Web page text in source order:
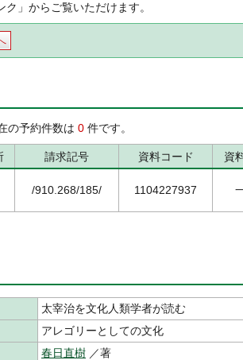
」からご覧いただけます。
の予約件数は 0 件です。
請求記号 資料コード 資
/910.268/185/ 1104227937
太宰治を文化人類学者が読む
アレゴリーとしての文化
春日直樹 ／著